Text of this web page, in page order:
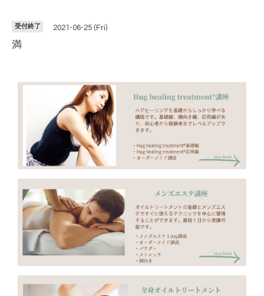
受付終了 2021-06-25 (Fri)
満